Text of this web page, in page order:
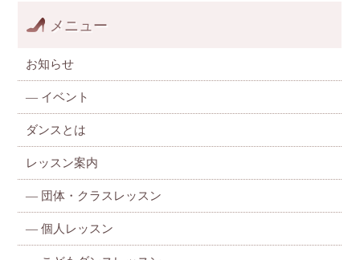
メニュー
お知らせ
— イベント
ダンスとは
レッスン案内
— 団体・クラスレッスン
—個人レッスン